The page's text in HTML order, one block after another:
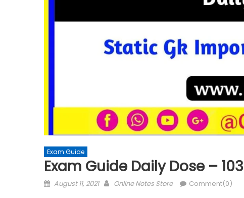
Exam Guide
Exam Guide Daily Dose – 103
Posted
August 11, 2021 Author
Online Notes Store Comment(0)